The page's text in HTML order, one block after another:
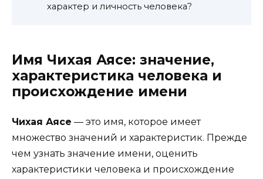
характер и личность человека?
Имя Чихая Аясе: значение,
характеристика человека и
происхождение имени
Чихая Аясе — это имя, которое имеет
множество значений и характеристик. Прежде
чем узнать значение имени, оценить
характеристики человека и происхождение